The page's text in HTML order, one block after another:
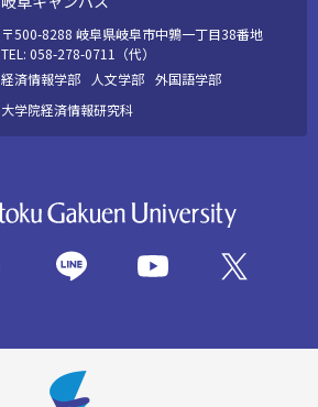
〒500-8288 岐阜県岐阜市中鶉一丁目38番地
TEL: 058-278-0711（代）
経済情報学部
人文学部 外国語学部
大学院経済情報研究科